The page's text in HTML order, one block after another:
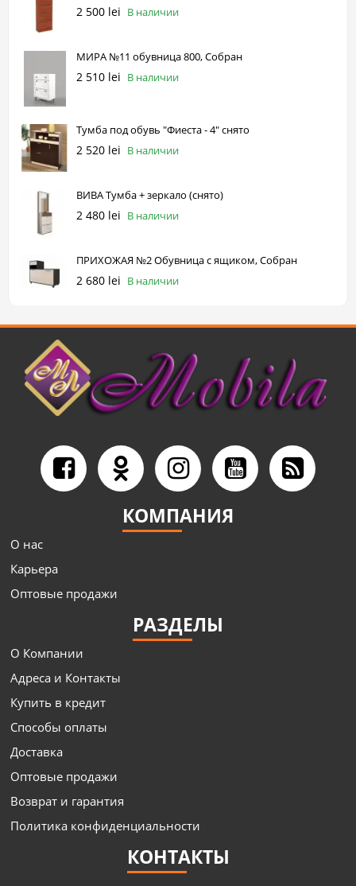
2 500 lei В наличии
МИРА №11 обувница 800, Собран
2 510 lei В наличии
Тумба под обувь "Фиеста - 4" снято
2 520 lei В наличии
ВИВА Тумба + зеркало (снято)
2 480 lei В наличии
ПРИХОЖАЯ №2 Обувница с ящиком, Собран
2 680 lei В наличии
КОМПАНИЯ
О нас
Карьера
Оптовые продажи
РАЗДЕЛЫ
О Компании
Адреса и Контакты
Купить в кредит
Способы оплаты
Доставка
Оптовые продажи
Возврат и гарантия
Политика конфиденциальности
КОНТАКТЫ